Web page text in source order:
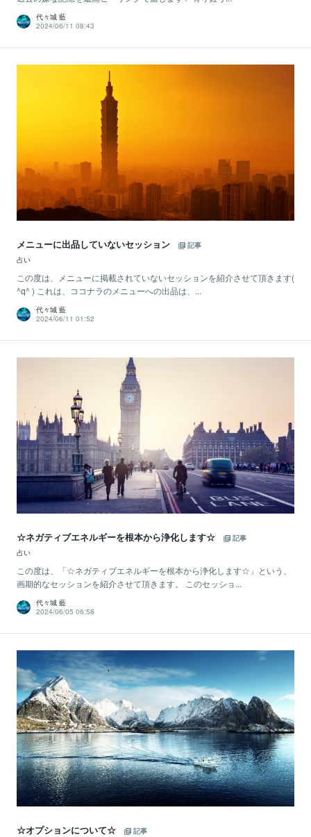
代々城 藍
2024/06/11 08:43
メニューに出品していないセッション
記事
占い
この度は、メニューに掲載されていないセッションを紹介させて頂きます(
^q^ ) これは、ココナラのメニューへの出品は、...
代々城 藍
2024/06/11 01:52
☆ネガティブエネルギーを根本から浄化します☆
記事
占い
この度は、「☆ネガティブエネルギーを根本から浄化します☆」という、
画期的なセッションを紹介させて頂きます。 このセッショ...
代々城 藍
2024/06/05 06:58
☆オプションについて☆
記事